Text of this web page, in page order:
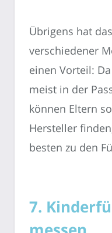
Übrigens hat
verschiedener
einen Vorteil:
meist in der
können Eltern
Hersteller
besten zu den
7.